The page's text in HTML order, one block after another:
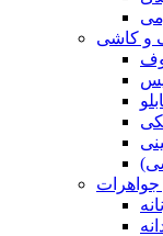
و کاشی
جواهرات